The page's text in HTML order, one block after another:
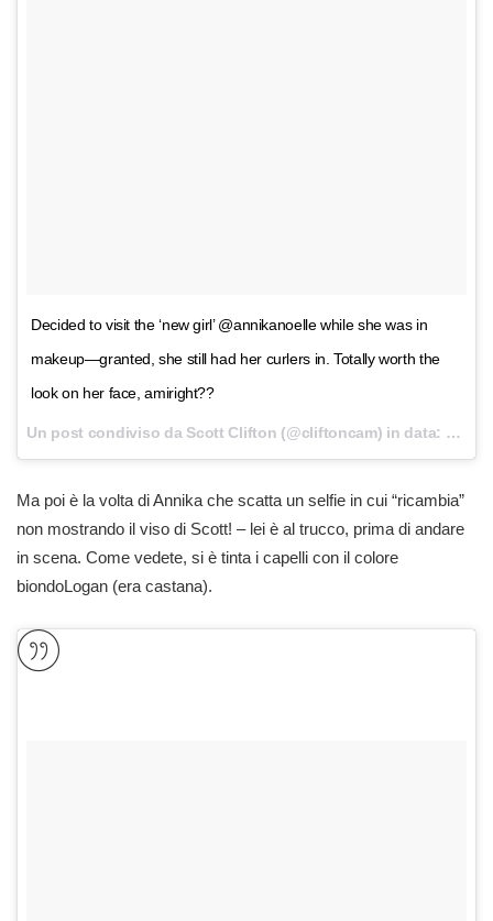
Decided to visit the ‘new girl’ @annikanoelle while she was in
makeup—granted, she still had her curlers in. Totally worth the
look on her face, amiright??
Un post condiviso da Scott Clifton (@cliftoncam) in data:
7 Dic
Ma poi è la volta di Annika che scatta un selfie in cui “ricambia”
non mostrando il viso di Scott! – lei è al trucco, prima di andare
in scena. Come vedete, si è tinta i capelli con il colore
biondoLogan (era castana).